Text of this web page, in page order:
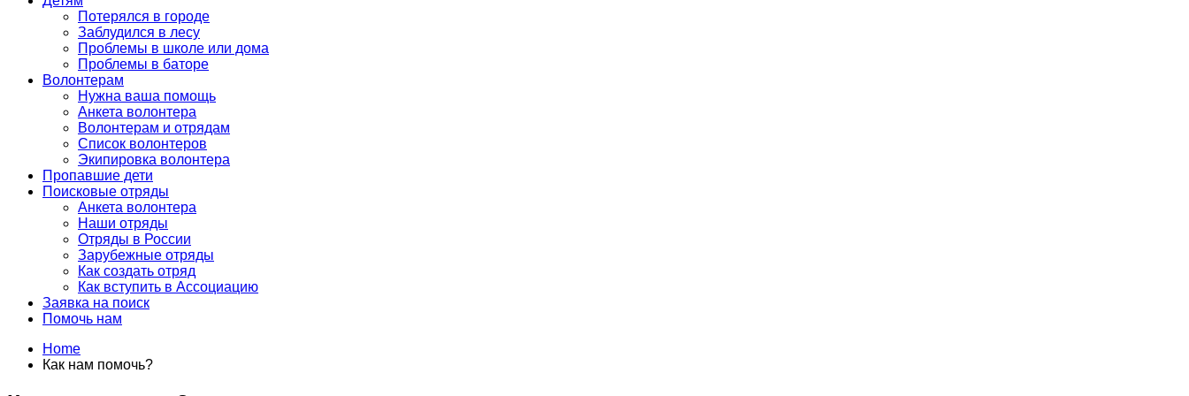
Потерялся в городе
Заблудился в лесу
Проблемы в школе или дома
Проблемы в баторе
Волонтерам
Нужна ваша помощь
Анкета волонтера
Волонтерам и отрядам
Список волонтеров
Экипировка волонтера
Пропавшие дети
Поисковые отряды
Анкета волонтера
Наши отряды
Отряды в России
Зарубежные отряды
Как создать отряд
Как вступить в Ассоциацию
Заявка на поиск
Помочь нам
Home
Как нам помочь?